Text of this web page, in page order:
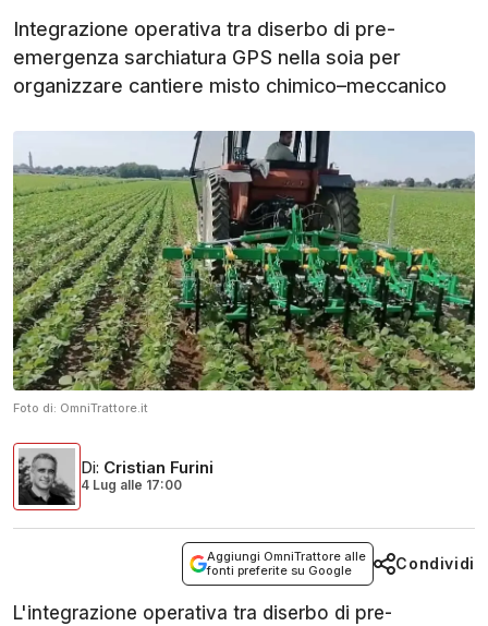
Integrazione operativa tra diserbo di pre-
emergenza sarchiatura GPS nella soia per
organizzare cantiere misto chimico–meccanico
Foto di: OmniTrattore.it
Di: Cristian Furini
4 Lug alle 17:00
Aggiungi OmniTrattore alle
fonti preferite su Google
Condividi
L'integrazione operativa tra diserbo di pre-